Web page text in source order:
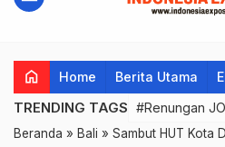
home Home Berita Utama
TRENDING TAGS #Renungan
Beranda » Bali » Sambut HUT Kota